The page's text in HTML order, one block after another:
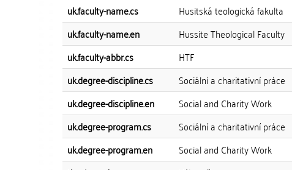
uk.faculty-name.cs Husitská teologická fakulta
uk.faculty-name.en
Hussite Theological Faculty
uk.faculty-abbr.cs
HTF
uk.degree-discipline.cs
Sociální a charitativní práce
uk.degree-discipline.en
Social and Charity Work
uk.degree-program.cs
Sociální a charitativní práce
uk.degree-program.en
Social and Charity Work